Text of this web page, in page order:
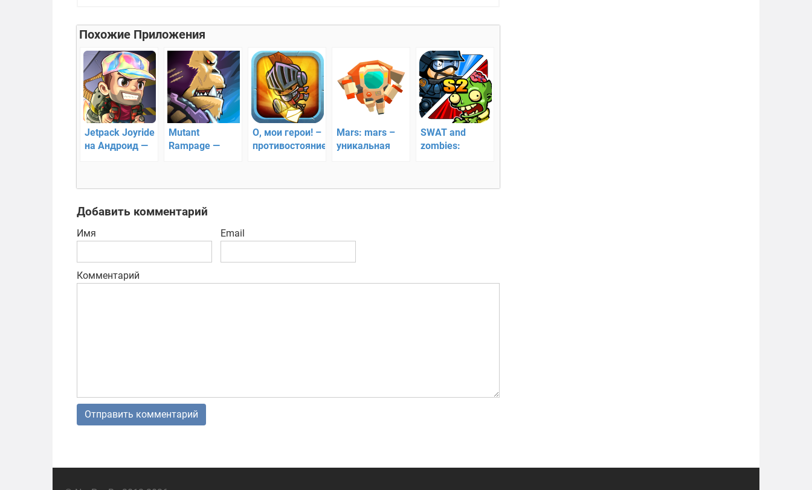
Похожие Приложения
Jetpack Joyride
на Андроид —
ранцем
Mutant
Rampage —
О, мои герои! –
противостояние
Mars: mars –
уникальная
SWAT and
zombies:
борьба с зомби
Добавить комментарий
Имя Email
Комментарий